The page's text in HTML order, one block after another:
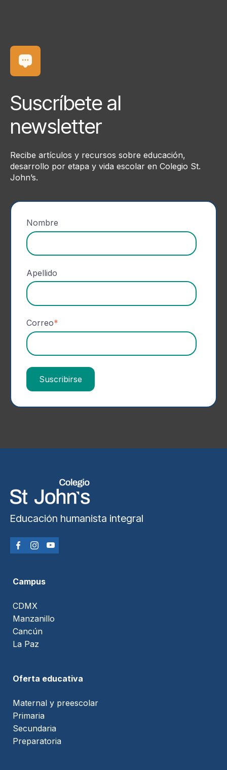
Suscríbete al
newsletter
Recibe artículos y recursos sobre educación,
desarrollo por etapa y vida escolar en Colegio St.
John’s.
Nombre
Apellido
Correo*
Educación humanista integral
Campus
CDMX
Manzanillo
Cancún
La Paz
Oferta educativa
Maternal y preescolar
Primaria
Secundaria
Preparatoria